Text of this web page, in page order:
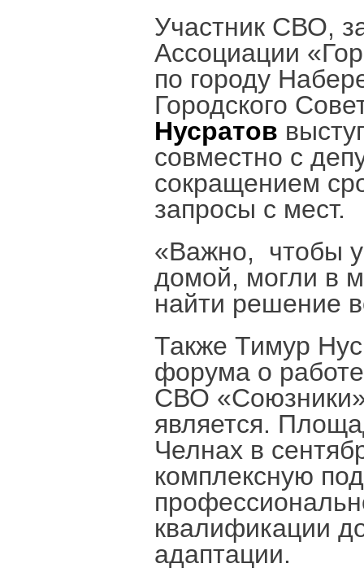
Участник СВО,
Ассоциации
по городу
Городского
Нусратов
совместно с
сокращением
запросы с мест.
«Важно, чтобы
домой, могли в
найти решение
Также Тимур
форума о работе
СВО
является.
Челнах в
комплексную
квалификации
адаптации.